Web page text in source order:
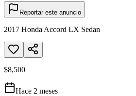
Reportar este anuncio
2017 Honda Accord LX Sedan
$8,500
Hace 2 meses